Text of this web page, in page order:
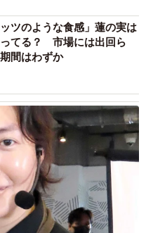
ツのような食感」蓮の実は
てる？ 市場には出回ら
間はわずか